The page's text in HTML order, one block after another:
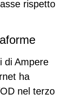
rispetto
di Ampere
ha
nel terzo